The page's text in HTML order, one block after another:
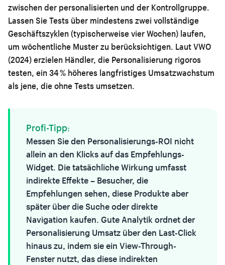
zwischen der personalisierten und der Kontrollgruppe.
Lassen Sie Tests über mindestens zwei vollständige
Geschäftszyklen (typischerweise vier Wochen) laufen,
um wöchentliche Muster zu berücksichtigen. Laut VWO
(2024) erzielen Händler, die Personalisierung rigoros
testen, ein 34 % höheres langfristiges Umsatzwachstum
als jene, die ohne Tests umsetzen.
Profi-Tipp:
Messen Sie den Personalisierungs-ROI nicht
allein an den Klicks auf das Empfehlungs-
Widget. Die tatsächliche Wirkung umfasst
indirekte Effekte – Besucher, die
Empfehlungen sehen, diese Produkte aber
später über die Suche oder direkte
Navigation kaufen. Gute Analytik ordnet der
Personalisierung Umsatz über den Last-Click
hinaus zu, indem sie ein View-Through-
Fenster nutzt, das diese indirekten